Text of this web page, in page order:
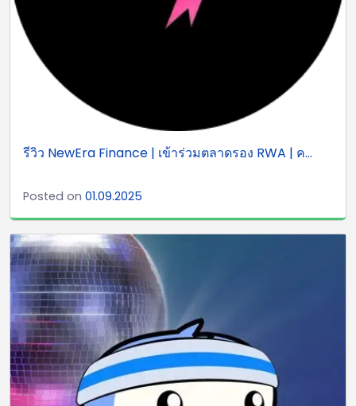
รีวิว NewEra Finance | เข้าร่วมตลาดรอง RWA | ค...
Posted on 01.09.2025